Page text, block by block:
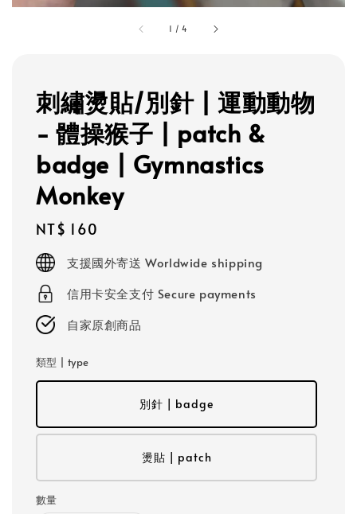
1 /4
刺繡燙貼/別針 | 運動動物
- 體操猴子 | patch &
badge | Gymnastics
Monkey
Regular
price
NT$ 160
支援國外寄送 Worldwide shipping
信用卡安全支付 Secure payments
自家原創商品
類型 | type
別針 | badge
燙貼 | patch
數量